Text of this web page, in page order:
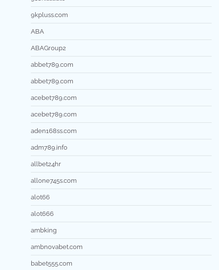
9kpluss.com
ABA
ABAGroup2
abbet789.com
abbet789.com
acebet789.com
acebet789.com
aden168ss.com
adm789.info
allbet24hr
allone745s.com
alot66
alot666
ambking
ambnovabet.com
babet555.com